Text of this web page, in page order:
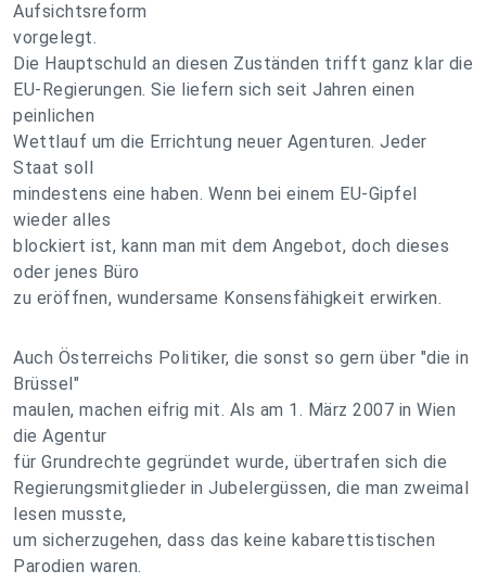
Aufsichtsreform
vorgelegt.
Die Hauptschuld an diesen Zuständen trifft ganz klar die
EU-Regierungen. Sie liefern sich seit Jahren einen
peinlichen
Wettlauf um die Errichtung neuer Agenturen. Jeder
Staat soll
mindestens eine haben. Wenn bei einem EU-Gipfel
wieder alles
blockiert ist, kann man mit dem Angebot, doch dieses
oder jenes Büro
zu eröffnen, wundersame Konsensfähigkeit erwirken.
Auch Österreichs Politiker, die sonst so gern über "die in
Brüssel"
maulen, machen eifrig mit. Als am 1. März 2007 in Wien
die Agentur
für Grundrechte gegründet wurde, übertrafen sich die
Regierungsmitglieder in Jubelergüssen, die man zweimal
lesen musste,
um sicherzugehen, dass das keine kabarettistischen
Parodien waren.